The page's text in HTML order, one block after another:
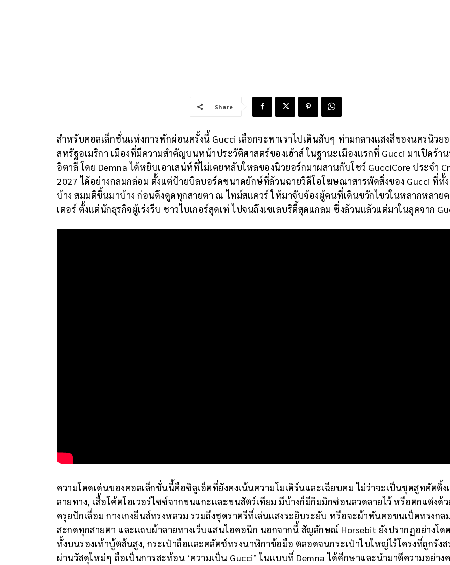
Share
สำหรับคอลเล็กชั่นแห่งการพักผ่อนครั้งนี้ Gucci เลือกจะพาเราไปเดินสับๆ ท่ามกลางแสงสีของนครนิวย
สหรัฐอเมริกา เมืองที่มีความสำคัญบนหน้าประวัติศาสตร์ของเฮ้าส์ ในฐานะเมืองแรกที่ Gucci มาเปิดร้า
อิตาลี โดย Demna ได้หยิบเอาเสน่ห์ที่ไม่เคยหลับใหลของนิวยอร์กมาผสานกับโชว์ GucciCore ประจำ
2027 ได้อย่างกลมกล่อม ตั้งแต่ป้ายบิลบอร์ดขนาดยักษ์ที่ล้วนฉายวิดีโอโฆษณาสารพัดสิ่งของ Gucci ที่ทั้ง
บ้าง สมมติขึ้นมาบ้าง ก่อนดึงดูดทุกสายตา ณ ไทม์สแควร์ ให้มาจับจ้องผู้คนที่เดินขวักไขว่ในหลากหลาย
เตอร์ ตั้งแต่นักธุรกิจผู้เร่งรีบ ชาวไบเกอร์สุดเท่ ไปจนถึงเซเลบริตี้สุดแกลม ซึ่งล้วนแล้วแต่มาในลุคจาก
ความโดดเด่นของคอลเล็กชั่นนี้คือซิลูเอ็ตที่ยังคงเน้นความโมเดิร์นและเฉียบคม ไม่ว่าจะเป็นชุดสูทคัตติ้ง
ลายทาง, เสื้อโค้ตโอเวอร์ไซซ์จากขนแกะและขนสัตว์เทียม มีบ้างก็มีกิมมิกซ่อนลวดลายไว้ หรือตกแต่งด้
ครุยปักเลื่อม กางเกงยีนส์ทรงหลวม รวมถึงชุดราตรีที่เล่นแสงระยิบระยับ หรือจะผ้าพันคอขนเป็ดทรงกล
สะกดทุกสายตา และแถบผ้าลายทางเว็บแสนไอคอนิก นอกจากนี้ สัญลักษณ์ Horsebit ยังปรากฏอย่างโด
ทั้งบนรองเท้าบู้ตส้นสูง, กระเป๋าถือและคลัตช์ทรงนาฬิกาข้อมือ ตลอดจนกระเป๋าใบใหญ่ไร้โครงที่ถูกรังส
ผ่านวัสดุใหม่ๆ ถือเป็นการสะท้อน ‘ความเป็น Gucci’ ในแบบที่ Demna ได้ศึกษาและนำมาตีความอย่าง